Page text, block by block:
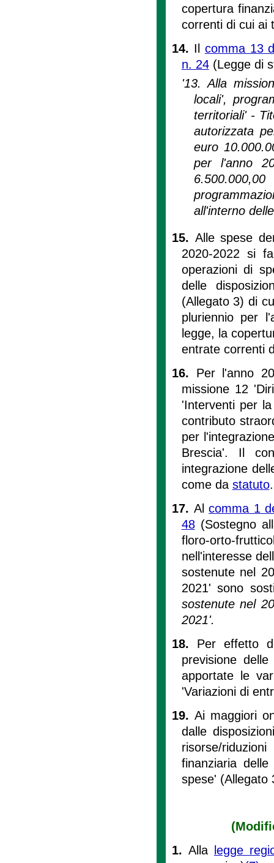
copertura
correnti di cui ai
14. Il comma 13
n. 24(Legge di
'13. Alla
locali',
territoriali' -
autorizzata
euro
per l'anno
all'interno
15. Alle spese
2020-2022 si
operazioni di
delle
(Allegato 3) di
pluriennio per
legge, la
entrate correnti
16. Per l'anno
missione 12
'Interventi per
contributo
per
Brescia'. Il
integrazione
come da statuto.
17. Alcomma 1
48(Sostegno
floro-orto-
nell'interesse
sostenute nel
2021' sono
sostenute nel
2021'.
18. Per effetto
previsione
apportate le
'Variazioni di
19. Ai maggiori
dalle
risorse/
finanziaria
spese' (Allegato
1. Alla
legge